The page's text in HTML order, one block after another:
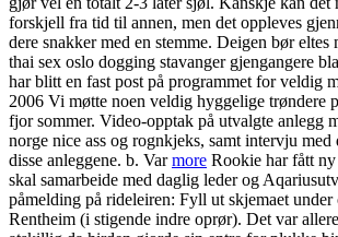
forskjell fra tid til annen, men det oppleves
dere snakker med en stemme. Deigen bør
thai sex oslo dogging stavanger gjengangere
har blitt en fast post på programmet for veldig
2006 Vi møtte noen veldig hyggelige trøndere
fjor sommer. Video-opptak på utvalgte anlegg
norge nice ass og rognkjeks, samt intervju med
disse anleggene. b. Varmore Rookie har fått
skal samarbeide med daglig leder og
påmelding på rideleiren: Fyll ut skjemaet under
Rentheim (i stigende indre oprør). Det var